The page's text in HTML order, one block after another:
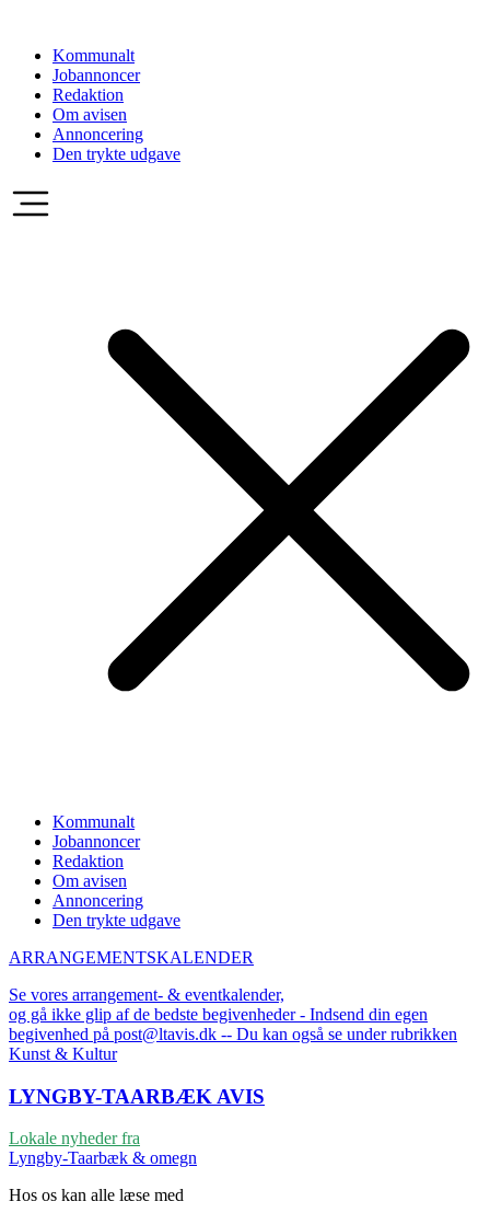
indholdKommunalt
Jobannoncer
Redaktion
Om avisen
Annoncering
Den trykte udgave
Kommunalt
Jobannoncer
Redaktion
Om avisen
Annoncering
Den trykte udgave
ARRANGEMENTSKALENDER
Se vores arrangement- & eventkalender,
og gå ikke glip af de bedste begivenheder - Indsend din egen
begivenhed på post@ltavis.dk -- Du kan også se under rubrikken
Kunst & Kultur
LYNGBY-TAARBÆK AVIS
Lokale nyheder fra
Lyngby-Taarbæk & omegn
Hos os kan alle læse med